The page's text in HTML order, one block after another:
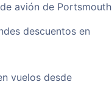
avión de Portsmouth
descuentos en
vuelos desde